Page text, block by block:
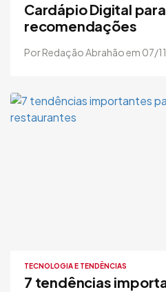
Cardápio Digital
recomendações
Por Redação Abrahão em 07/
TECNOLOGIA E TENDÊNCIAS
7 tendências